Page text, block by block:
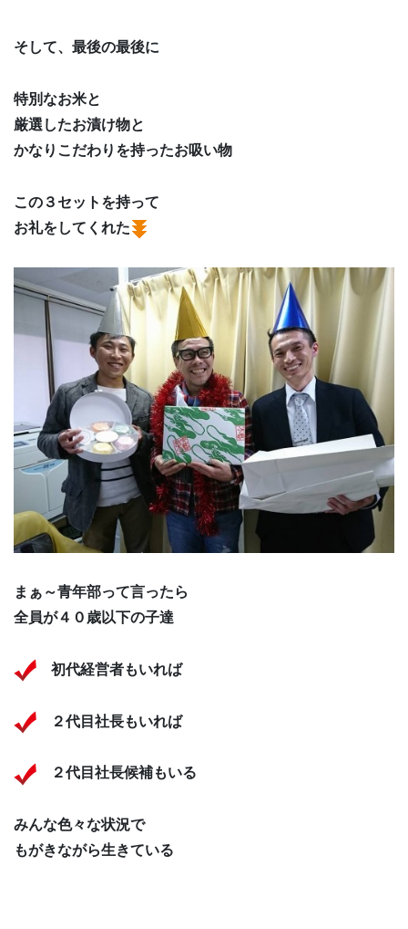
そして、最後の最後に
特別なお米と
厳選したお漬け物と
かなりこだわりを持ったお吸い物
この３セットを持って
お礼をしてくれた
まぁ～青年部って言ったら
全員が４０歳以下の子達
初代経営者もいれば
２代目社長もいれば
２代目社長候補もいる
みんな色々な状況で
もがきながら生きている